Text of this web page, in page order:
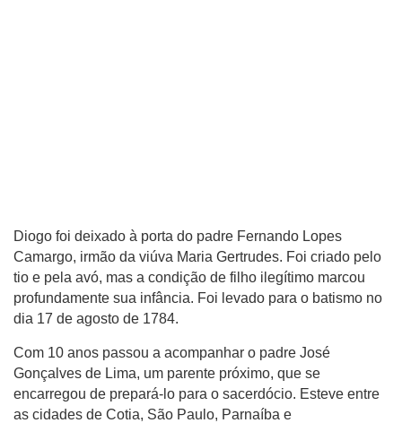
Diogo foi deixado à porta do padre Fernando Lopes
Camargo, irmão da viúva Maria Gertrudes. Foi criado pelo
tio e pela avó, mas a condição de filho ilegítimo marcou
profundamente sua infância. Foi levado para o batismo no
dia 17 de agosto de 1784.
Com 10 anos passou a acompanhar o padre José
Gonçalves de Lima, um parente próximo, que se
encarregou de prepará-lo para o sacerdócio. Esteve entre
as cidades de Cotia, São Paulo, Parnaíba e